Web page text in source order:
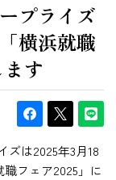
プライズ
横浜就職
す
ズは2025年3月18
フェア2025」に